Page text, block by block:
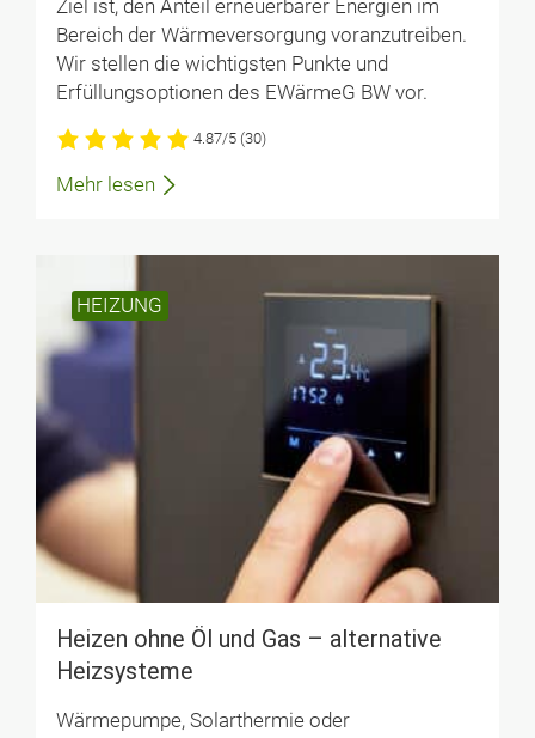
Ziel ist, den Anteil erneuerbarer Energien im
Bereich der Wärmeversorgung voranzutreiben.
Wir stellen die wichtigsten Punkte und
Erfüllungsoptionen des EWärmeG BW vor.
4.87/5 (30)
Mehr lesen
HEIZUNG
Heizen ohne Öl und Gas – alternative
Heizsysteme
Wärmepumpe, Solarthermie oder